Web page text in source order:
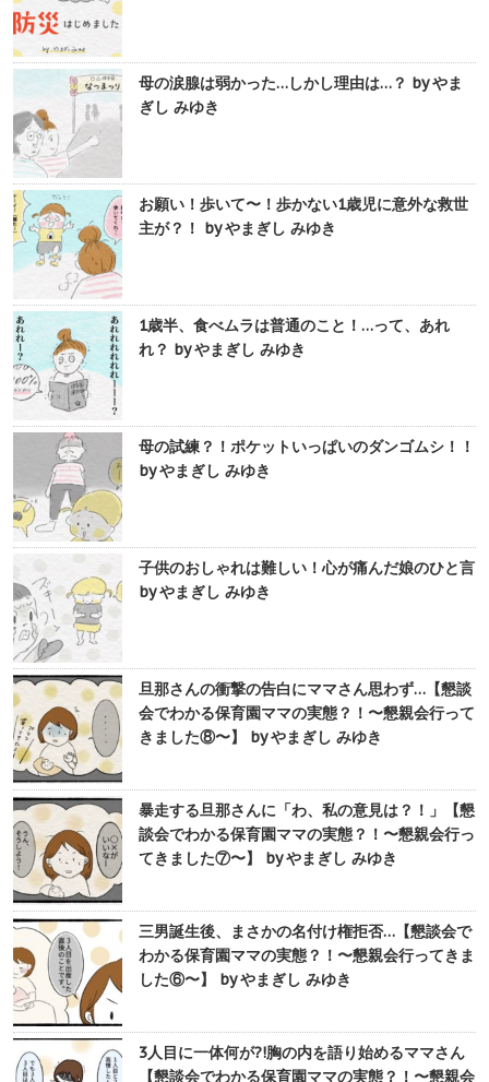
母の涙腺は弱かった…しかし理由は…？ by やま
ぎし みゆき
お願い！歩いて〜！歩かない1歳児に意外な救世
主が？！ by やまぎし みゆき
1歳半、食べムラは普通のこと！…って、あれ
れ？ by やまぎし みゆき
母の試練？！ポケットいっぱいのダンゴムシ！！
by やまぎし みゆき
子供のおしゃれは難しい！心が痛んだ娘のひと言
by やまぎし みゆき
旦那さんの衝撃の告白にママさん思わず…【懇談
会でわかる保育園ママの実態？！〜懇親会行って
きました⑧〜】 by やまぎし みゆき
暴走する旦那さんに「わ、私の意見は？！」【懇
談会でわかる保育園ママの実態？！〜懇親会行っ
てきました⑦〜】 by やまぎし みゆき
三男誕生後、まさかの名付け権拒否…【懇談会で
わかる保育園ママの実態？！〜懇親会行ってきま
した⑥〜】 by やまぎし みゆき
3人目に一体何が?!胸の内を語り始めるママさん
【懇談会でわかる保育園ママの実態？！〜懇親会